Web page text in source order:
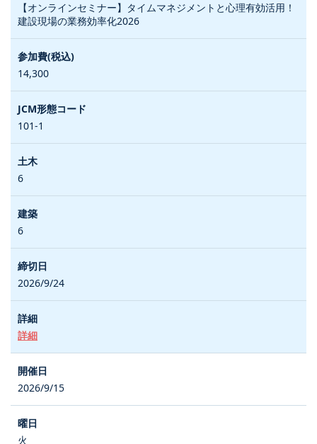
【オンラインセミナー】タイムマネジメントと心理有効活用！
建設現場の業務効率化2026
14,300
101-1
6
6
2026/9/24
詳細
2026/9/15
火